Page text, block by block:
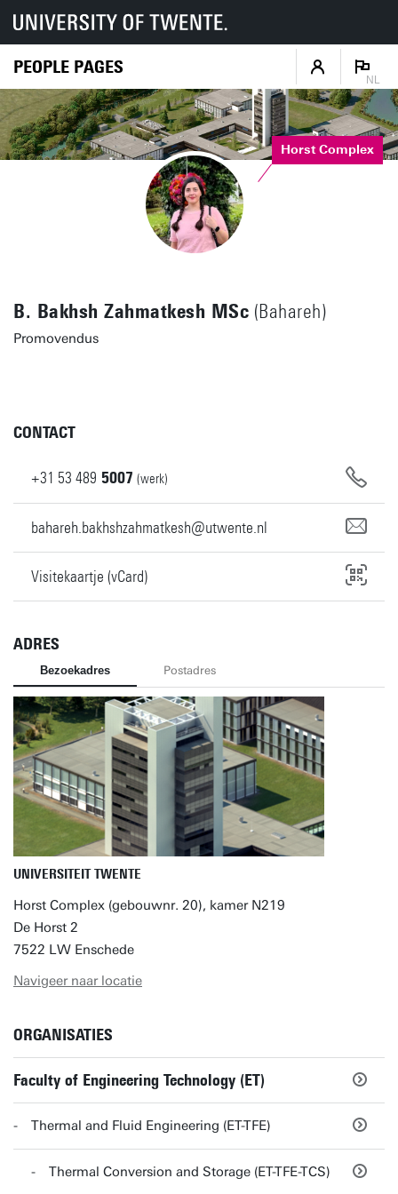
PEOPLE PAGES
NL
Horst Complex
B. Bakhsh Zahmatkesh MSc (Bahareh)
Promovendus
CONTACT
+31 53 489 5007 (werk)
bahareh.bakhshzahmatkesh@utwente.nl
Visitekaartje (vCard)
ADRES
Bezoekadres Postadres
UNIVERSITEIT TWENTE
Horst Complex (gebouwnr. 20), kamer N219
De Horst 2
7522 LW Enschede
Navigeer naar locatie
ORGANISATIES
Faculty of Engineering Technology (ET)
Thermal and Fluid Engineering (ET-TFE)
Thermal Conversion and Storage (ET-TFE-TCS)